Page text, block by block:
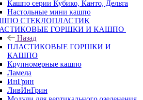
Кашпо серии Кубико, Канто, Дельта
Настольные мини кашпо
СТЕКЛОПЛАСТИК
ГОРШКИ И КАШПО
Назад
ПЛАСТИКОВЫЕ ГОРШКИ И
КАШПО
Крупномерные кашпо
Ламела
ИнГрин
ЛивИнГрин